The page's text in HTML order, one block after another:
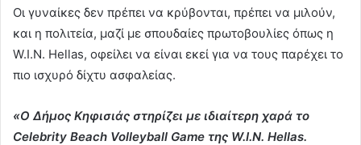
Οι γυναίκες δεν πρέπει να κρύβονται, πρέπει να μιλούν,
και η πολιτεία, μαζί με σπουδαίες πρωτοβουλίες όπως η
W.I.N. Hellas, οφείλει να είναι εκεί για να τους παρέχει το
πιο ισχυρό δίχτυ ασφαλείας.
«Ο Δήμος Κηφισιάς στηρίζει με ιδιαίτερη χαρά το
Celebrity Beach Volleyball Game της W.I.N. Hellas.